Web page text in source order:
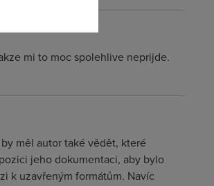
mi to moc spolehlive neprijde.
měl autor také vědět, které
jeho dokumentaci, aby bylo
k uzavřeným formátům. Navíc